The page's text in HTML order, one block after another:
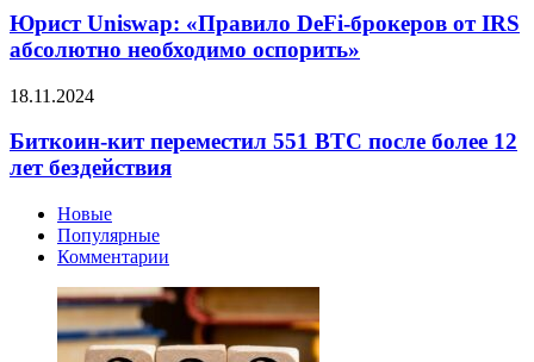
майнеров
«Правило
DeFi-
брокеров
IRS
необходимо
оспорить»
Юрист Uniswap: «Правило DeFi-брокеров от IRS
абсолютно необходимо оспорить»
Биткоин-
переместил
BTC
более
бездействия
18.11.2024
Биткоин-кит переместил 551 BTC после более 12
лет бездействия
Новые
Популярные
Комментарии